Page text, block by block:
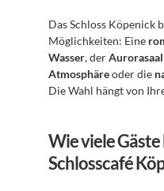
Das Schloss Köpenick
Möglichkeiten: Eine
Wasser, der
Atmosphäre oder die
Die Wahl hängt von
Wie viele
Schlosscafé